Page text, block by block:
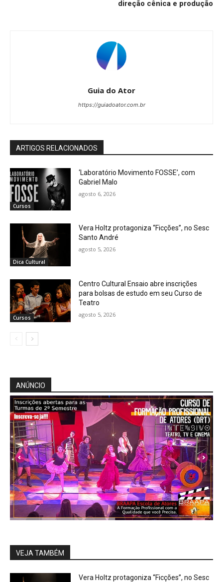
direção cênica e produção
Guia do Ator
https://guiadoator.com.br
ARTIGOS RELACIONADOS
Cursos
‘Laboratório Movimento FOSSE’, com
Gabriel Malo
agosto 6, 2026
Dica Cultural
Vera Holtz protagoniza “Ficções”, no Sesc
Santo André
agosto 5, 2026
Cursos
Centro Cultural Ensaio abre inscrições
para bolsas de estudo em seu Curso de
Teatro
agosto 5, 2026
ANÚNCIO
VEJA TAMBÉM
Vera Holtz protagoniza “Ficções”, no Sesc